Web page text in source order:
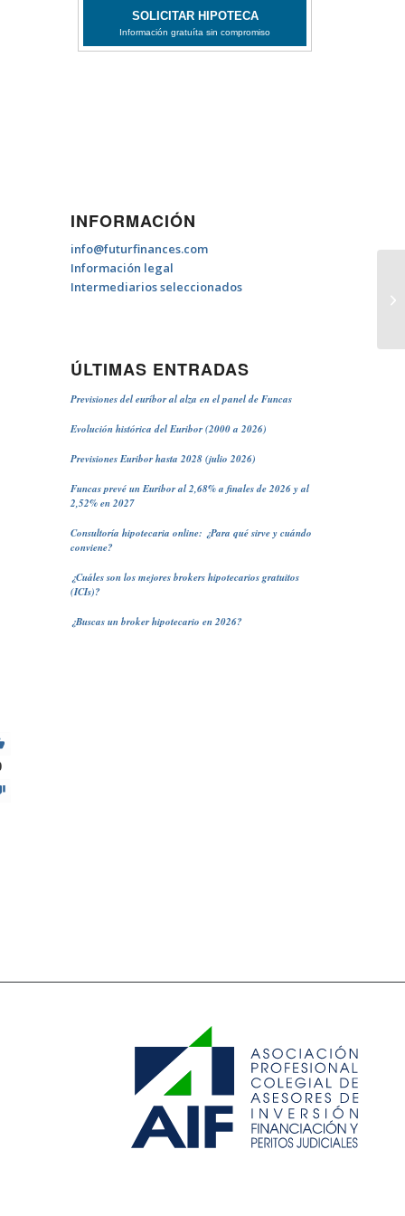
INFORMACIÓN
info@futurfinances.com
Información legal
Intermediarios seleccionados
ÚLTIMAS ENTRADAS
Previsiones del euríbor al alza en el panel de Funcas
Evolución histórica del Euribor (2000 a 2026)
Previsiones Euribor hasta 2028 (julio 2026)
Funcas prevé un Euribor al 2,68% a finales de 2026 y al
2,52% en 2027
Consultoría hipotecaria online: ¿Para qué sirve y cuándo
conviene?
¿Cuáles son los mejores brokers hipotecarios gratuitos
(ICIs)?
¿Buscas un broker hipotecario en 2026?